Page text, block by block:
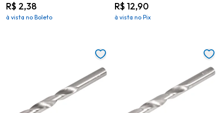
R$ 2,38
à vista no Boleto
R$ 12,90
à vista no Pix